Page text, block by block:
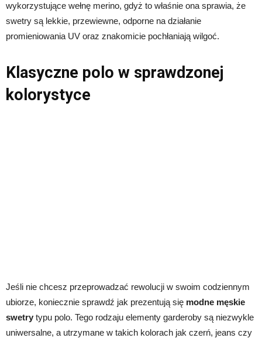
wykorzystujące wełnę merino, gdyż to właśnie ona sprawia, że
swetry są lekkie, przewiewne, odporne na działanie
promieniowania UV oraz znakomicie pochłaniają wilgoć.
Klasyczne polo w sprawdzonej
kolorystyce
Jeśli nie chcesz przeprowadzać rewolucji w swoim codziennym
ubiorze, koniecznie sprawdź jak prezentują się modne męskie
swetry typu polo. Tego rodzaju elementy garderoby są niezwykle
uniwersalne, a utrzymane w takich kolorach jak czerń, jeans czy